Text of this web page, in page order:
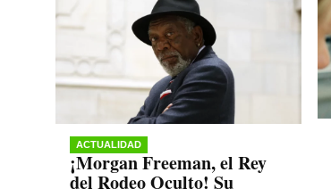
ACTUALIDAD
¡Morgan Freeman, el Rey
del Rodeo Oculto! Su